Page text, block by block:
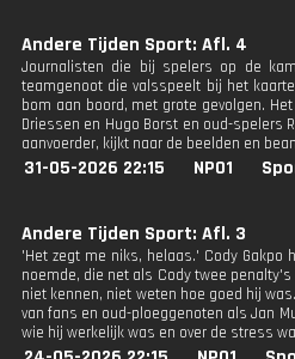
Andere Tijden Sport: Afl. 4
Journalisten die bij spelers op de
teamgenoot die valsspeelt bij het
bom aan boord, met grote gevolgen.
Driessen en Hugo Borst en oud-spelers
aanvoerder, kijkt naar de beelden en
31-05-2026 22:15 NPO1
Andere Tijden Sport: Afl. 3
'Het zegt me niks, helaas.' Cody Gakpo
noemde, die net als Cody twee
niet kennen, niet weten hoe goed hij
van fans en oud-ploeggenoten als Jan
wie hij werkelijk was en over de stress